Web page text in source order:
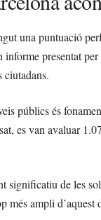
una puntuació
informe presentat
ciutadans.
públics és
es van avaluar
significatiu de les
més ampli d’aquest